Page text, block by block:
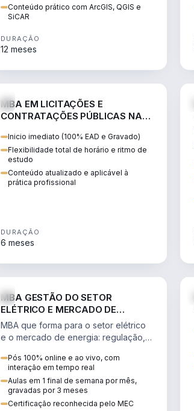
Conteúdo prático com ArcGIS, QGIS e
SiCAR
DURAÇÃO
12 meses
MBA EM LICITAÇÕES E
CONTRATAÇÕES PÚBLICAS NA
Inicio imediato (100% EAD e Gravado)
Flexibilidade total de horário e ritmo de
estudo
Conteúdo atualizado e aplicável à
prática profissional
DURAÇÃO
6 meses
MBA GESTÃO DO SETOR
ELÉTRICO E MERCADO DE
ENERGIA
MBA que forma para o setor elétrico
e o mercado de energia: regulação,
transmissão e revisão tarifária.
Pós 100% online e ao vivo, com
interação em tempo real
Aulas em 1 final de semana por mês,
gravadas por 3 meses
Certificação reconhecida pelo MEC